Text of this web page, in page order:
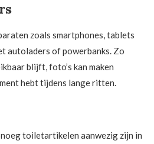
zoals smartphones, tablets
autoladers of powerbanks. Zo
blijft, foto’s kan maken
hebt tijdens lange ritten.
toiletartikelen aanwezig zijn in